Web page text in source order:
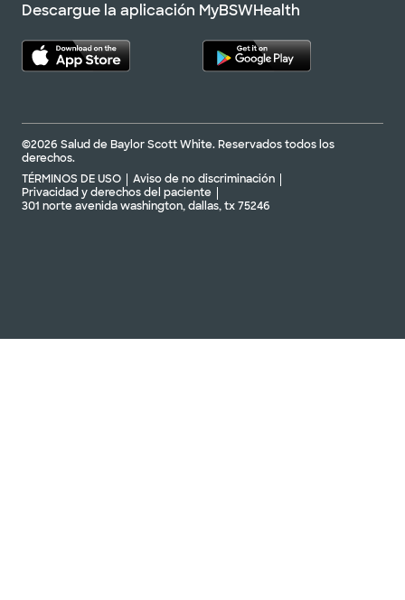
Descargue la aplicación MyBSWHealth
©2026 Salud de Baylor Scott White. Reservados todos los
derechos.
TÉRMINOS DE USO
Aviso de no discriminación
Privacidad y derechos del paciente
301 norte avenida washington, dallas, tx 75246